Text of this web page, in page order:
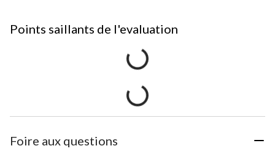
Points saillants de l'evaluation
Foire aux questions